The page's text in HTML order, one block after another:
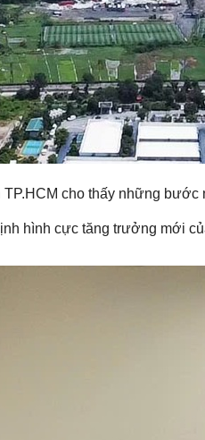
TP.HCM cho thấy những
hình cực tăng trưởng mới